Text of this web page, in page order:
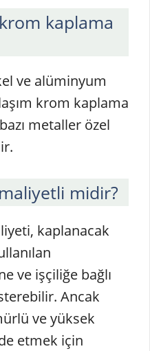
kaplama
ve alüminyum
krom kaplama
metaller özel
midir?
kaplanacak
ve işçiliğe bağlı
Ancak
ve yüksek
etmek için